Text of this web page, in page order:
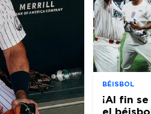
BÉISBOL
¡Al fin
el